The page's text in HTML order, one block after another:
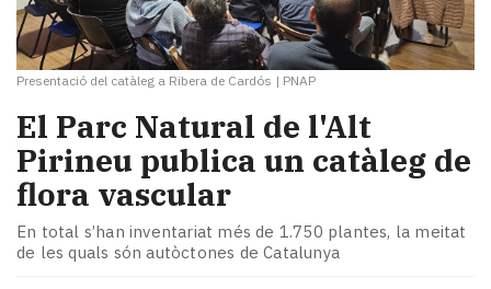
Presentació del catàleg a Ribera de Cardós | PNAP
​El Parc Natural de l'Alt
Pirineu publica un catàleg de
flora vascular
En total s’han inventariat més de 1.750 plantes, la meitat
de les quals són autòctones de Catalunya